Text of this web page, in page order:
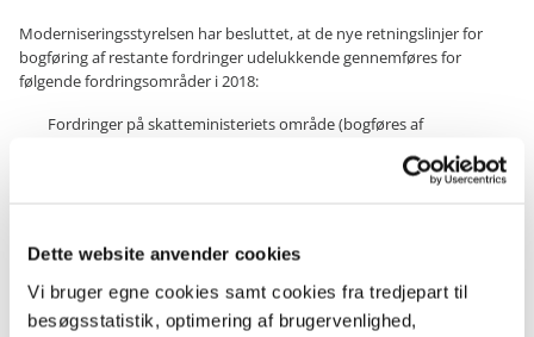
Dette website anvender cookies
Vi bruger egne cookies samt cookies fra tredjepart til
besøgsstatistik, optimering af brugervenlighed,
Moderniseringsstyrelsen har besluttet, at de nye retningslinjer for
bogføring af restante fordringer udelukkende gennemføres for
følgende fordringsområder i 2018:
Fordringer på skatteministeriets område (bogføres af
Fordringer på SU-området (bogføres af Udbetaling Danmark)
Fordringer angående underholdsbidrag (bogføres af Udbetaling
Danmark)
Fordringer vedr. enkelte ordninger administreret af Udbetaling,
hovedsageligt fra STAR (bogføres af Udbetaling Danmark og STAR)